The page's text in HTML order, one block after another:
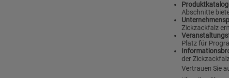
Abschnitte
Zickzackfalz
Platz für
der
Vertrauen Sie